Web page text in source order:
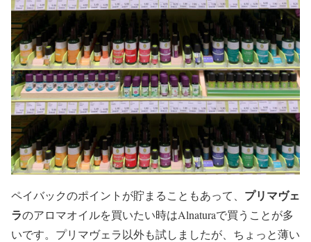
ペイバックのポイントが貯まることもあって、 プリマヴェ
ラのアロマオイルを買いたい時はAlnaturaで買うことが多
いです。プリマヴェラ以外も試しましたが、ちょっと薄い